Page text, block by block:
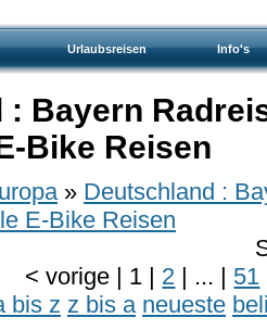
Urlaubsreisen Info's
: Bayern
Bike Reisen
» Deutschland :
E-Bike Reisen
<vorige | 1 | 2 | ... | 51
bis z z bis a neueste